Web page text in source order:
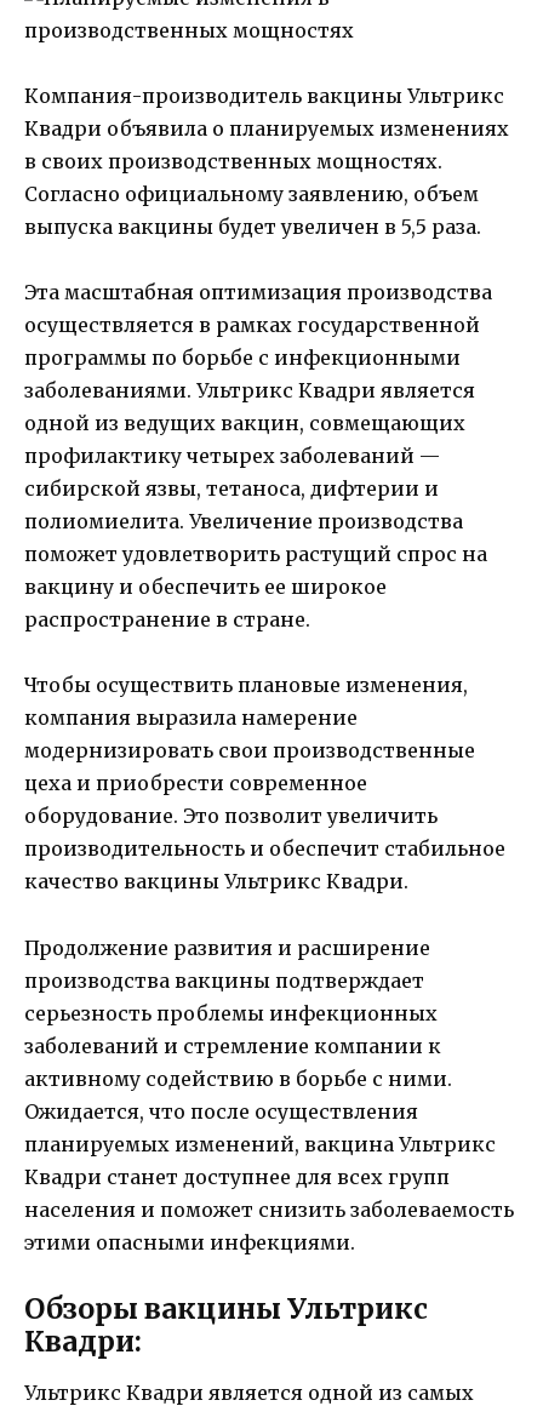
Компания-производитель вакцины Ультрикс
Квадри объявила о планируемых изменениях
в своих производственных мощностях.
Согласно официальному заявлению, объем
выпуска вакцины будет увеличен в 5,5 раза.
Эта масштабная оптимизация производства
осуществляется в рамках государственной
программы по борьбе с инфекционными
заболеваниями. Ультрикс Квадри является
одной из ведущих вакцин, совмещающих
профилактику четырех заболеваний —
сибирской язвы, тетаноса, дифтерии и
полиомиелита. Увеличение производства
поможет удовлетворить растущий спрос на
вакцину и обеспечить ее широкое
распространение в стране.
Чтобы осуществить плановые изменения,
компания выразила намерение
модернизировать свои производственные
цеха и приобрести современное
оборудование. Это позволит увеличить
производительность и обеспечит стабильное
качество вакцины Ультрикс Квадри.
Продолжение развития и расширение
производства вакцины подтверждает
серьезность проблемы инфекционных
заболеваний и стремление компании к
активному содействию в борьбе с ними.
Ожидается, что после осуществления
планируемых изменений, вакцина Ультрикс
Квадри станет доступнее для всех групп
населения и поможет снизить заболеваемость
этими опасными инфекциями.
Обзоры вакцины Ультрикс
Квадри:
Ультрикс Квадри является одной из самых